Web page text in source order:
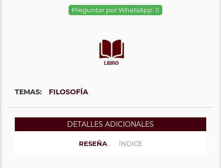
Preguntar por WhatsApp:
TEMAS: FILOSOFÍA
DETALLES ADICIONALES
RESEÑA ÍNDICE